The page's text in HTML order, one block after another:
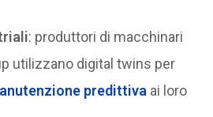
: produttori di macchinari
utilizzano digital twins per
predittiva ai loro